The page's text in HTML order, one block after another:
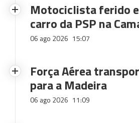
Motociclista ferido
carro da PSP na
06 ago 2026 15:07
Força Aérea
para a Madeira
06 ago 2026 11:09